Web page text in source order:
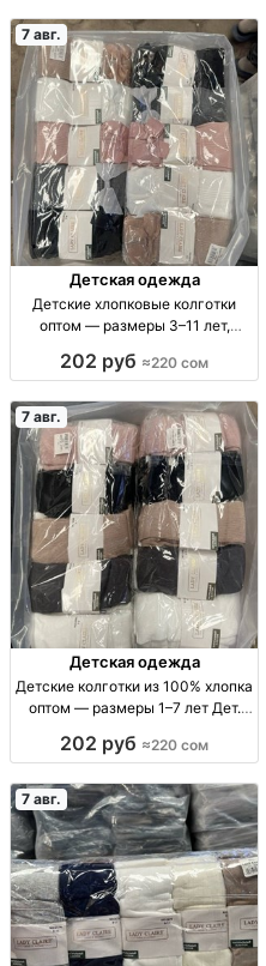
7 авг.
Детская одежда
Детские хлопковые колготки
оптом — размеры 3–11 лет,
колготки оптом, р-ры 3–11 лет,
202 руб ≈220 сом
7 авг.
Детская одежда
Детские колготки из 100% хлопка
оптом — размеры 1–7 лет Дет.
лет, уп. 10 шт.
202 руб ≈220 сом
7 авг.